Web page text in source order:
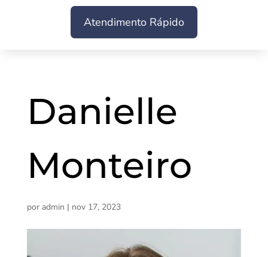
Atendimento Rápido
Danielle
Monteiro
por admin | nov 17, 2023